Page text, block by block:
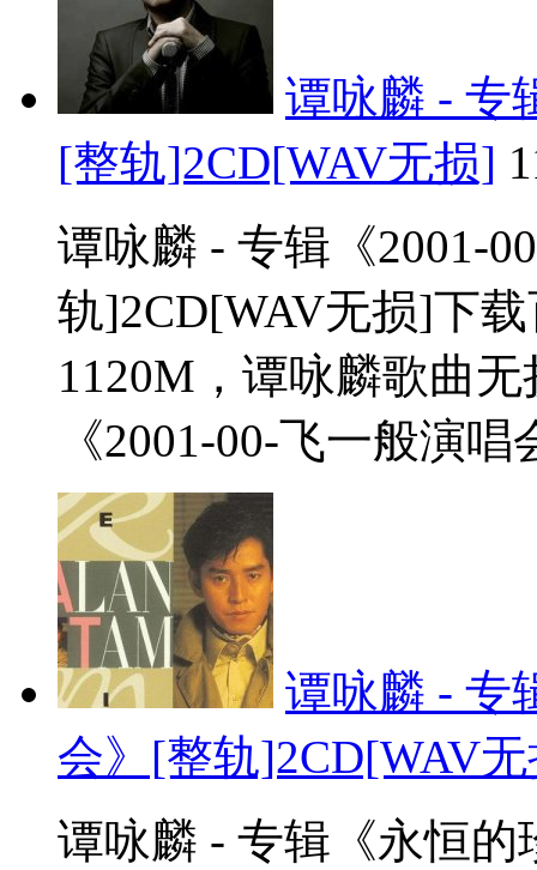
谭咏麟 - 专
[整轨]2CD[WAV无损]
谭咏麟 - 专辑《2001-
轨]2CD[WAV无损]下
1120M，谭咏麟歌曲
《2001-00-飞一般演唱
谭咏麟 - 专
会》[整轨]2CD[WAV
谭咏麟 - 专辑《永恒